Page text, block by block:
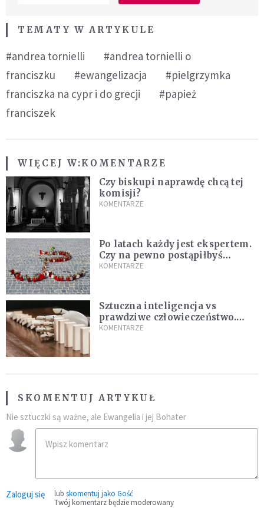
TEMATY W ARTYKULE
#andrea tornielli
#andrea tornielli o
franciszku
#ewangelizacja
#pielgrzymka
franciszka na cypr i do grecji
#papież
franciszek
WIĘCEJ W:KOMENTARZE
Czy biskupi naprawdę chcą tej
komisji?
KOMENTARZE
Po latach każdy jest ekspertem.
Czy na pewno postąpiłbyś
inaczej?
KOMENTARZE
Sztuczna inteligencja vs
prawdziwe człowieczeństwo.
Dlaczego AI nie nauczy nas
KOMENTARZE
SKOMENTUJ ARTYKUŁ
Nie sztuczki są ważne, ale Ewangelia i jej Bohater
Zaloguj się lub skomentuj jako Gość
Twój komentarz będzie moderowany